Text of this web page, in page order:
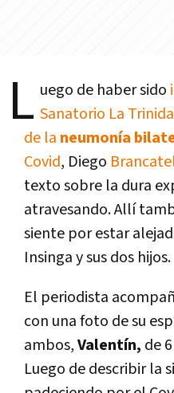
L uego de haber sido
Sanatorio La
de la neumonía
Covid, Diego
texto sobre la dura
atravesando. Allí
siente por estar
Insinga y sus dos hijos.
El periodista
con una foto de su
ambos,Valentín, de
Luego de describir la